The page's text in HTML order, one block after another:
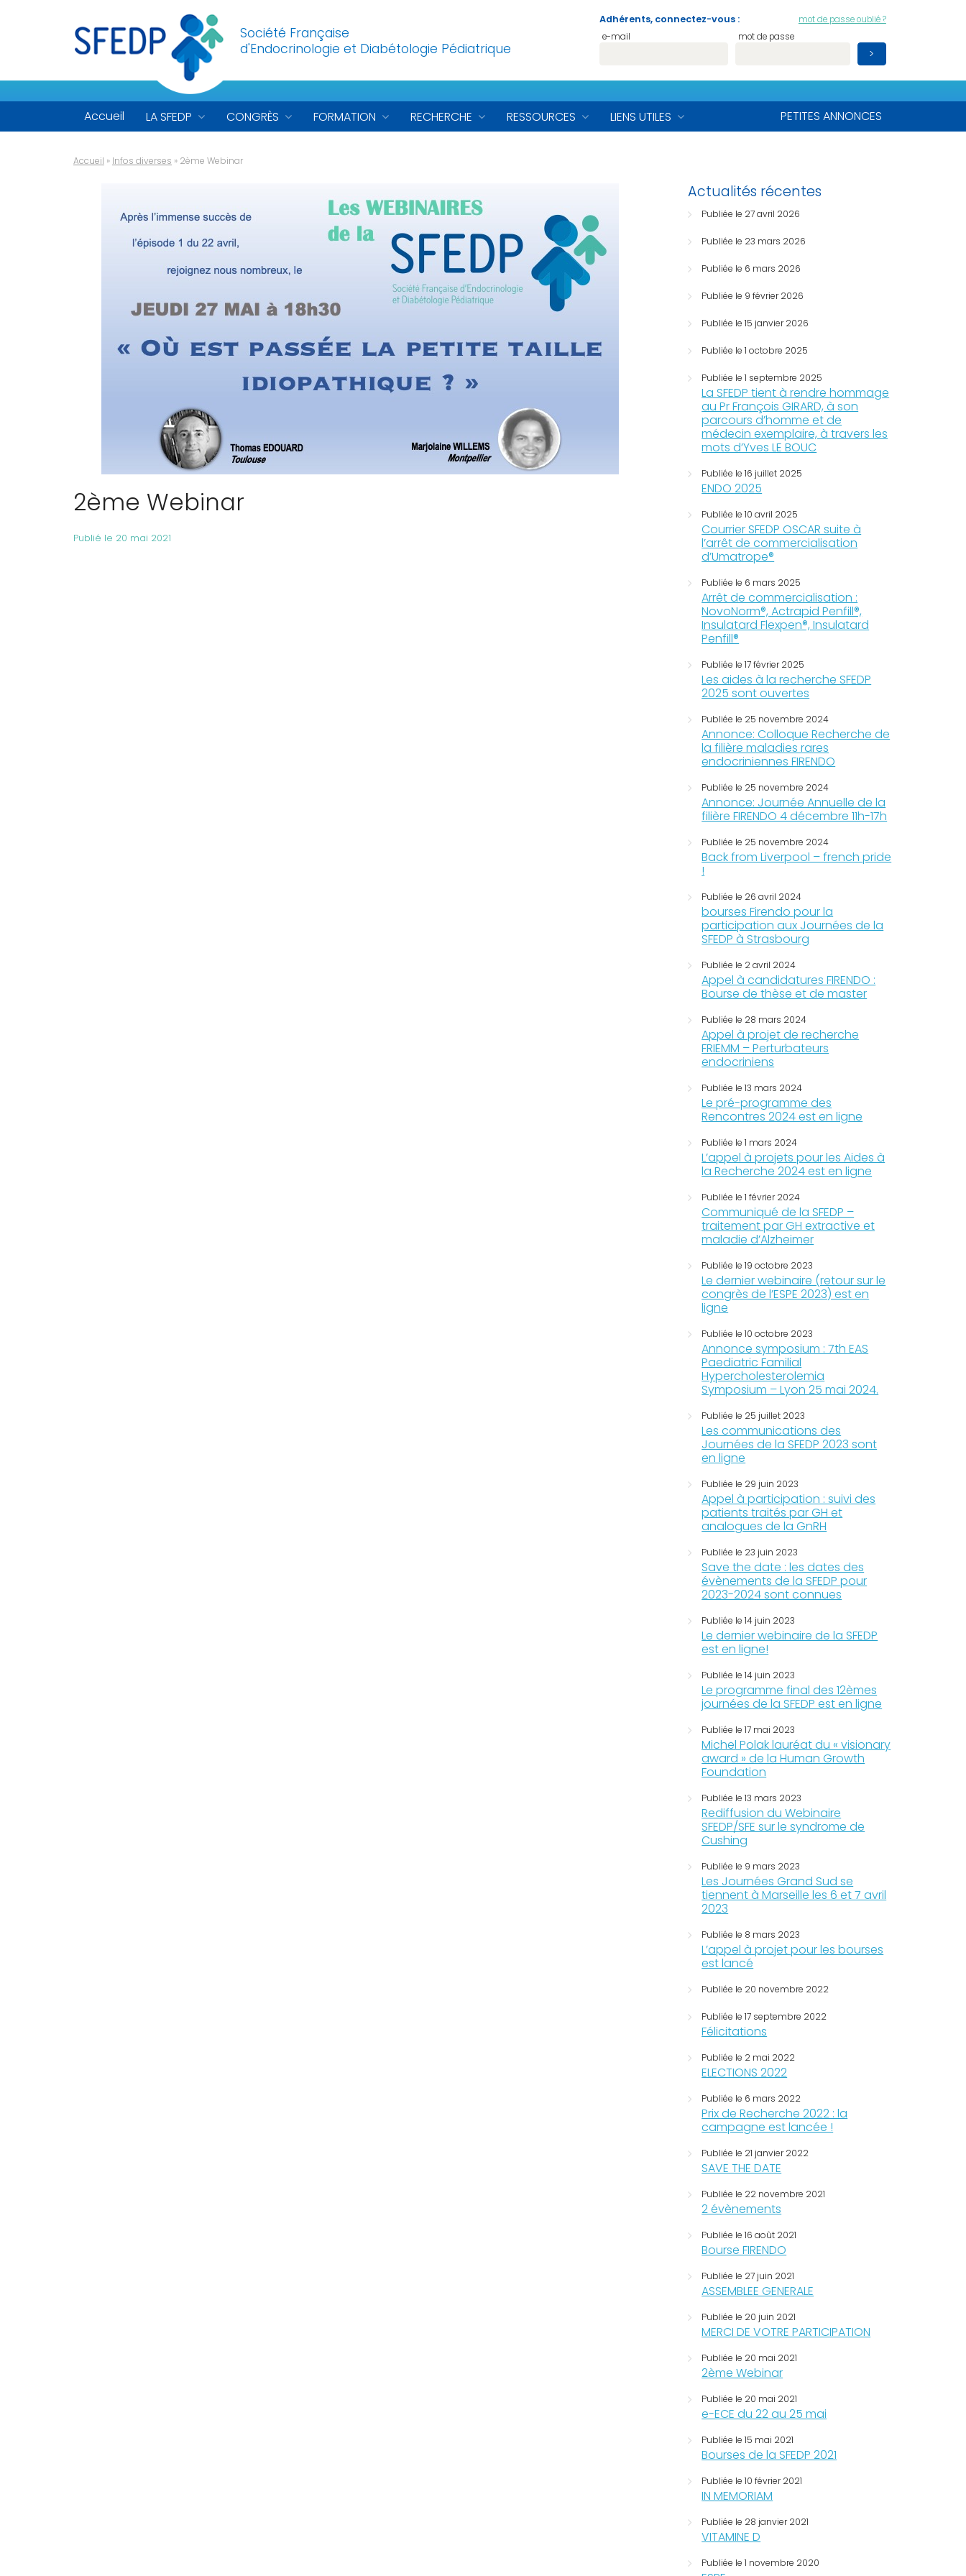
Société Française
d'Endocrinologie et Diabétologie Pédiatrique
Adhérents, connectez-vous :
mot de passe oublié ?
e-mail
mot de passe
Accueil LA SFEDP CONGRÈS FORMATION RECHERCHE RESSOURCES LIENS UTILES PETITES ANNONCES
Accueil » Infos diverses » 2ème Webinar
2ème Webinar
Publié le 20 mai 2021
Actualités récentes
Publiée le 27 avril 2026
Publiée le 23 mars 2026
Publiée le 6 mars 2026
Publiée le 9 février 2026
Publiée le 15 janvier 2026
Publiée le 1 octobre 2025
Publiée le 1 septembre 2025
La SFEDP tient à rendre hommage
au Pr François GIRARD, à son
parcours d’homme et de
médecin exemplaire, à travers les
mots d’Yves LE BOUC
Publiée le 16 juillet 2025
ENDO 2025
Publiée le 10 avril 2025
Courrier SFEDP OSCAR suite à
l’arrêt de commercialisation
d’Umatrope®
Publiée le 6 mars 2025
Arrêt de commercialisation :
NovoNorm®, Actrapid Penfill®,
Insulatard Flexpen®, Insulatard
Penfill®
Publiée le 17 février 2025
Les aides à la recherche SFEDP
2025 sont ouvertes
Publiée le 25 novembre 2024
Annonce: Colloque Recherche de
la filière maladies rares
endocriniennes FIRENDO
Publiée le 25 novembre 2024
Annonce: Journée Annuelle de la
filière FIRENDO 4 décembre 11h-17h
Publiée le 25 novembre 2024
Back from Liverpool – french pride
!
Publiée le 26 avril 2024
bourses Firendo pour la
participation aux Journées de la
SFEDP à Strasbourg
Publiée le 2 avril 2024
Appel à candidatures FIRENDO :
Bourse de thèse et de master
Publiée le 28 mars 2024
Appel à projet de recherche
FRIEMM – Perturbateurs
endocriniens
Publiée le 13 mars 2024
Le pré-programme des
Rencontres 2024 est en ligne
Publiée le 1 mars 2024
L’appel à projets pour les Aides à
la Recherche 2024 est en ligne
Publiée le 1 février 2024
Communiqué de la SFEDP –
traitement par GH extractive et
maladie d’Alzheimer
Publiée le 19 octobre 2023
Le dernier webinaire (retour sur le
congrès de l’ESPE 2023) est en
ligne
Publiée le 10 octobre 2023
Annonce symposium : 7th EAS
Paediatric Familial
Hypercholesterolemia
Symposium – Lyon 25 mai 2024.
Publiée le 25 juillet 2023
Les communications des
Journées de la SFEDP 2023 sont
en ligne
Publiée le 29 juin 2023
Appel à participation : suivi des
patients traités par GH et
analogues de la GnRH
Publiée le 23 juin 2023
Save the date : les dates des
évènements de la SFEDP pour
2023-2024 sont connues
Publiée le 14 juin 2023
Le dernier webinaire de la SFEDP
est en ligne!
Publiée le 14 juin 2023
Le programme final des 12èmes
journées de la SFEDP est en ligne
Publiée le 17 mai 2023
Michel Polak lauréat du « visionary
award » de la Human Growth
Foundation
Publiée le 13 mars 2023
Rediffusion du Webinaire
SFEDP/SFE sur le syndrome de
Cushing
Publiée le 9 mars 2023
Les Journées Grand Sud se
tiennent à Marseille les 6 et 7 avril
2023
Publiée le 8 mars 2023
L’appel à projet pour les bourses
est lancé
Publiée le 20 novembre 2022
Publiée le 17 septembre 2022
Félicitations
Publiée le 2 mai 2022
ELECTIONS 2022
Publiée le 6 mars 2022
Prix de Recherche 2022 : la
campagne est lancée !
Publiée le 21 janvier 2022
SAVE THE DATE
Publiée le 22 novembre 2021
2 évènements
Publiée le 16 août 2021
Bourse FIRENDO
Publiée le 27 juin 2021
ASSEMBLEE GENERALE
Publiée le 20 juin 2021
MERCI DE VOTRE PARTICIPATION
Publiée le 20 mai 2021
2ème Webinar
Publiée le 20 mai 2021
e-ECE du 22 au 25 mai
Publiée le 15 mai 2021
Bourses de la SFEDP 2021
Publiée le 10 février 2021
IN MEMORIAM
Publiée le 28 janvier 2021
VITAMINE D
Publiée le 1 novembre 2020